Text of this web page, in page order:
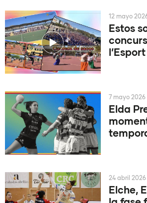
Estos
12 mayo
Elda
7 mayo 2026
Elche,
24 abril 2026